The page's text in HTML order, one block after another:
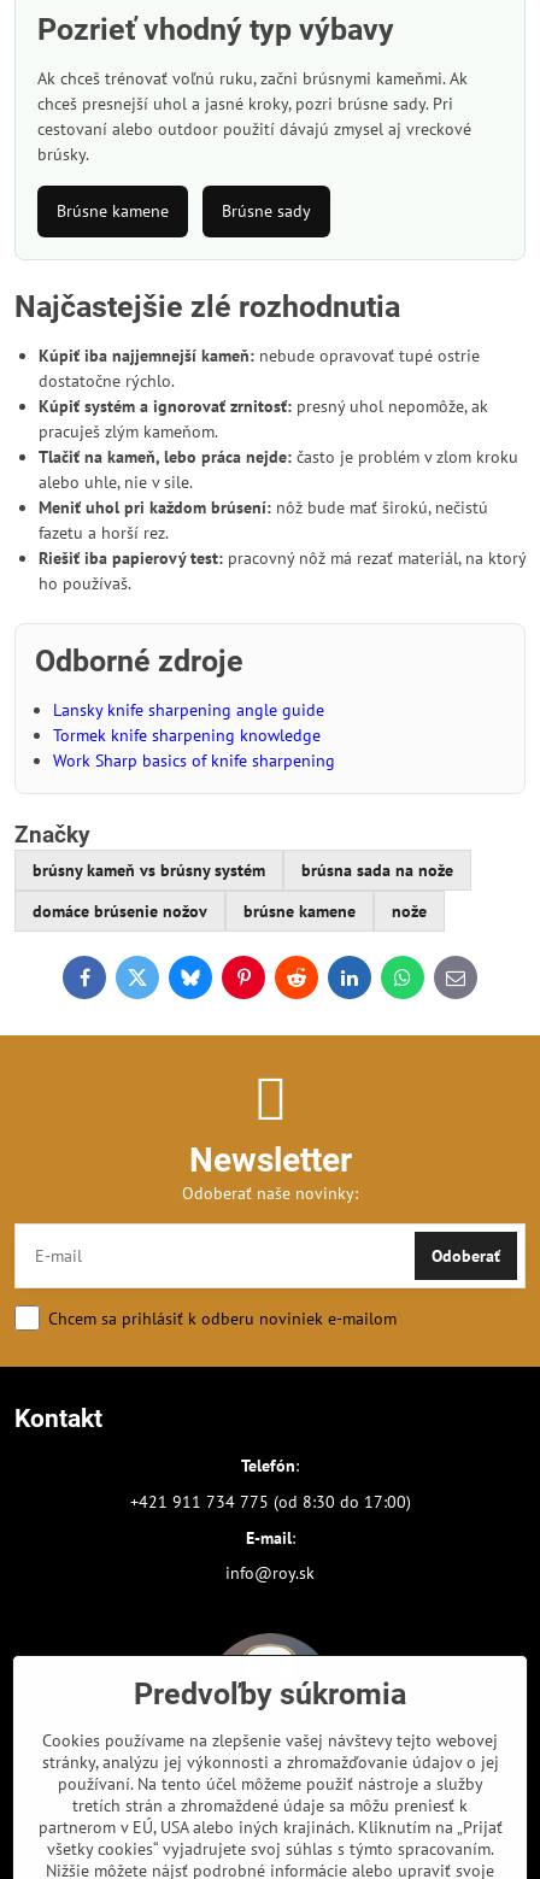
Pozrieť vhodný typ výbavy
Ak chceš trénovať voľnú ruku, začni brúsnymi kameňmi. Ak
chceš presnejší uhol a jasné kroky, pozri brúsne sady. Pri
cestovaní alebo outdoor použití dávajú zmysel aj vreckové
brúsky.
Brúsne kamene Brúsne sady
Najčastejšie zlé rozhodnutia
Kúpiť iba najjemnejší kameň: nebude opravovať tupé ostrie
dostatočne rýchlo.
Kúpiť systém a ignorovať zrnitosť: presný uhol nepomôže, ak
pracuješ zlým kameňom.
Tlačiť na kameň, lebo práca nejde: často je problém v zlom kroku
alebo uhle, nie v sile.
Meniť uhol pri každom brúsení: nôž bude mať širokú, nečistú
fazetu a horší rez.
Riešiť iba papierový test: pracovný nôž má rezať materiál, na ktorý
ho používaš.
Odborné zdroje
Lansky knife sharpening angle guide
Tormek knife sharpening knowledge
Work Sharp basics of knife sharpening
Značky
brúsny kameň vs brúsny systém
brúsna sada na nože
domáce brúsenie nožov
brúsne kamene nože
FacebookTwitterBlueskyPinterestReddit LinkedInWhatsApp
E-
mail
Newsletter
Odoberať naše novinky:
Odoberať
Chcem sa prihlásiť k odberu noviniek e-mailom
Kontakt
Telefón:
+421 911 734 775 (od 8:30 do 17:00)
E-mail:
info@roy.sk
Odkazy
Predvoľby súkromia
Cookies používame na zlepšenie vašej návštevy tejto webovej
stránky, analýzu jej výkonnosti a zhromažďovanie údajov o jej
používaní. Na tento účel môžeme použiť nástroje a služby
tretích strán a zhromaždené údaje sa môžu preniesť k
partnerom v EÚ, USA alebo iných krajinách. Kliknutím na „Prijať
všetky cookies“ vyjadrujete svoj súhlas s týmto spracovaním.
Nižšie môžete nájsť podrobné informácie alebo upraviť svoje